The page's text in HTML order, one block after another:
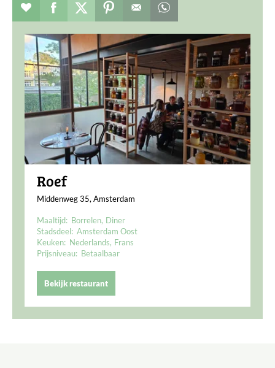
Evenement toevoegen aan favorieten
Deel dit op facebook
Deel dit op twitter
Deel dit op pinterest
Roef
Middenweg 35, Amsterdam
Maaltijd: Borrelen Diner
Stadsdeel: Amsterdam Oost
Keuken: Nederlands Frans
Prijsniveau: Betaalbaar
Bekijk restaurant